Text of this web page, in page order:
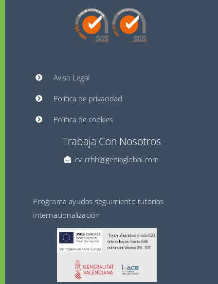
Aviso Legal
Política de privacidad
Política de cookies
Trabaja Con Nosotros
cv_rrhh@geniaglobal.com
Programa ayudas seguimiento tutorías
internacionalización